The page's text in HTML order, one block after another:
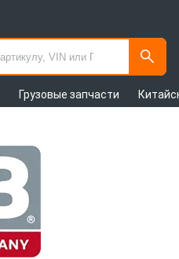
Грузовые запчасти